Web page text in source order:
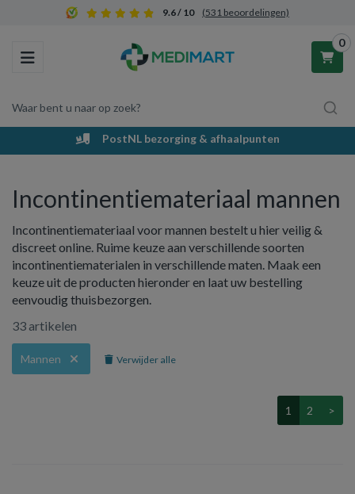
9.6 / 10 (531 beoordelingen)
Toggle navigation
Waar bent u naar op zoek?
0
Winkelwagen
Uw winkelwagen is leeg.
Vul hem met producten.
PostNL bezorging & afhaalpunten
Incontinentiemateriaal mannen
Incontinentiemateriaal voor mannen bestelt u hier veilig &
discreet online. Ruime keuze aan verschillende soorten
incontinentiematerialen in verschillende maten. Maak een
keuze uit de producten hieronder en laat uw bestelling
eenvoudig thuisbezorgen.
33 artikelen
Mannen Verwijder alle
1 2 >